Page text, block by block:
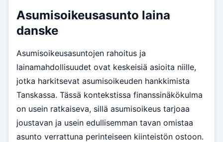
Asumisoikeusasunto laina
danske
Asumisoikeusasuntojen rahoitus ja
lainamahdollisuudet ovat keskeisiä asioita niille,
jotka harkitsevat asumisoikeuden hankkimista
Tanskassa. Tässä kontekstissa finanssinäkökulma
on usein ratkaiseva, sillä asumisoikeus tarjoaa
joustavan ja usein edullisemman tavan omistaa
asunto verrattuna perinteiseen kiinteistön ostoon.